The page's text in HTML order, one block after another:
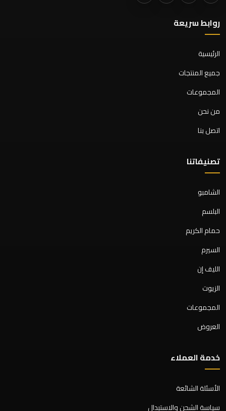
روابط سريعة
الرئيسية
جميع المنتجات
المجموعات
من نحن
اتصل بنا
تصنيفاتنا
الشامبو
البلسم
حمام الكريم
السيرم
الليف إن
الزيوت
المجموعات
العروض
خدمة العملاء
الأسئلة الشائعة
سياسة الشحن والاستبدال